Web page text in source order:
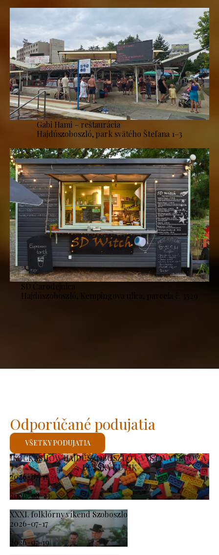
Gabi Hami – reštaurácia
Hajdúszoboszló, park svätého Štefana 1–3
SD Čarodejnica
Hajdúszoboszló, Kempingova ulica, parcela č. 3529
KOCKASHOW HAJDÚSZOBOSZLÓ – VÝSTAVA LEGO® A
DETSKÝ KÚTIK
2026-07-11
-
2026-08-23
XXXI. folklórny víkend Szoboszlo
2026-07-17
-
2026-07-19
Odporúčané podujatia
VŠETKY PODUJATIA